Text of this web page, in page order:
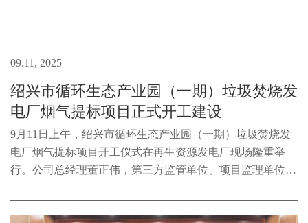
09.11, 2025
绍兴市循环生态产业园（一期）垃圾焚烧发
电厂烟气提标项目正式开工建设
9月11日上午，绍兴市循环生态产业园（一期）垃圾焚烧发
电厂烟气提标项目开工仪式在再生资源发电厂现场隆重举
行。公司总经理董正伟，第三方监管单位、项目监理单位代